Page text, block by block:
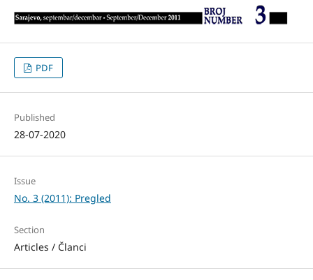
PDF
Published
28-07-2020
Issue
No. 3 (2011): Pregled
Section
Articles / Članci